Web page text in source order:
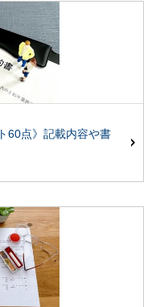
60点》記載内容や書